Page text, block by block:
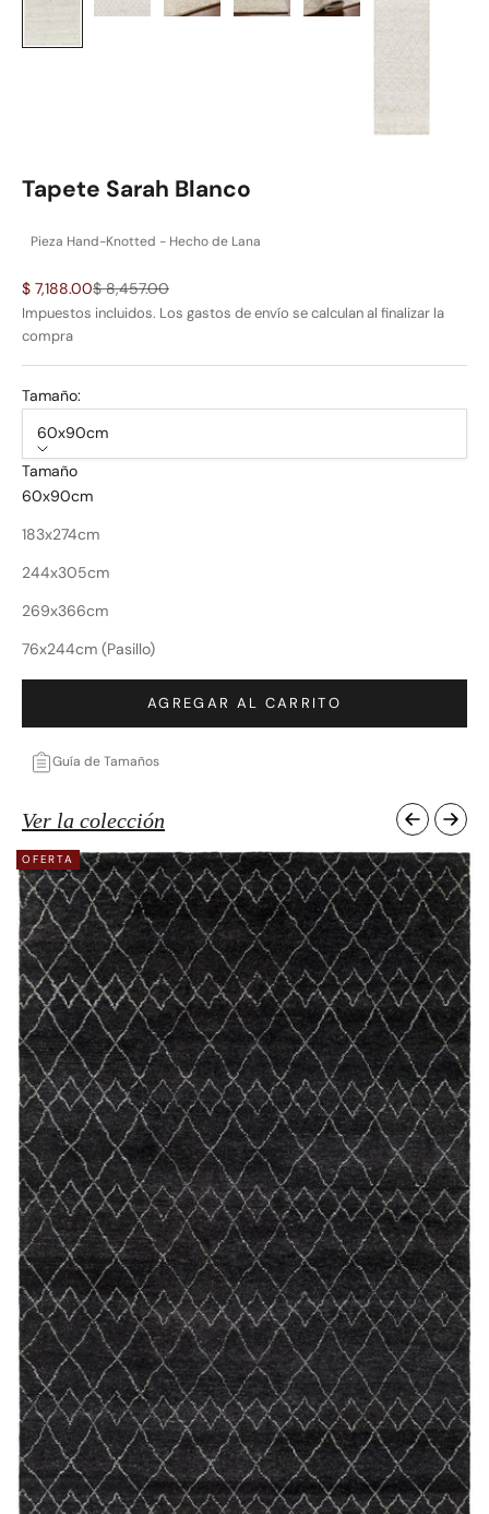
Tapete Sarah Blanco
Pieza Hand-Knotted - Hecho de Lana
Precio de oferta
$ 7,188.00Precio normal
$ 8,457.00
Impuestos incluidos. Los gastos de envío se calculan al finalizar la
compra
Tamaño:
60x90cm
Tamaño
60x90cm
183x274cm
244x305cm
269x366cm
76x244cm (Pasillo)
AGREGAR AL CARRITO
Guía de Tamaños
Ver la colección
OFERTA